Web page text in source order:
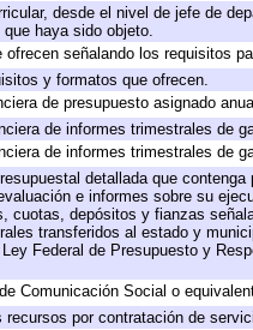
desde el nivel de jefe de
haya sido objeto.
señalando los requisitos
y formatos que ofrecen.
de presupuesto asignado
de informes trimestrales de
de informes trimestrales de
detallada que
e informes sobre su
cuotas, depósitos y fianzas
transferidos al estado y
Federal de Presupuesto y
Comunicación Social o
por contratación de